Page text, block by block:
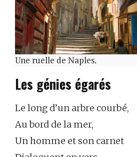
Une ruelle de Naples.
Les génies égarés
Le long d’un arbre courbé,
Au bord de la mer,
Un homme et son carnet